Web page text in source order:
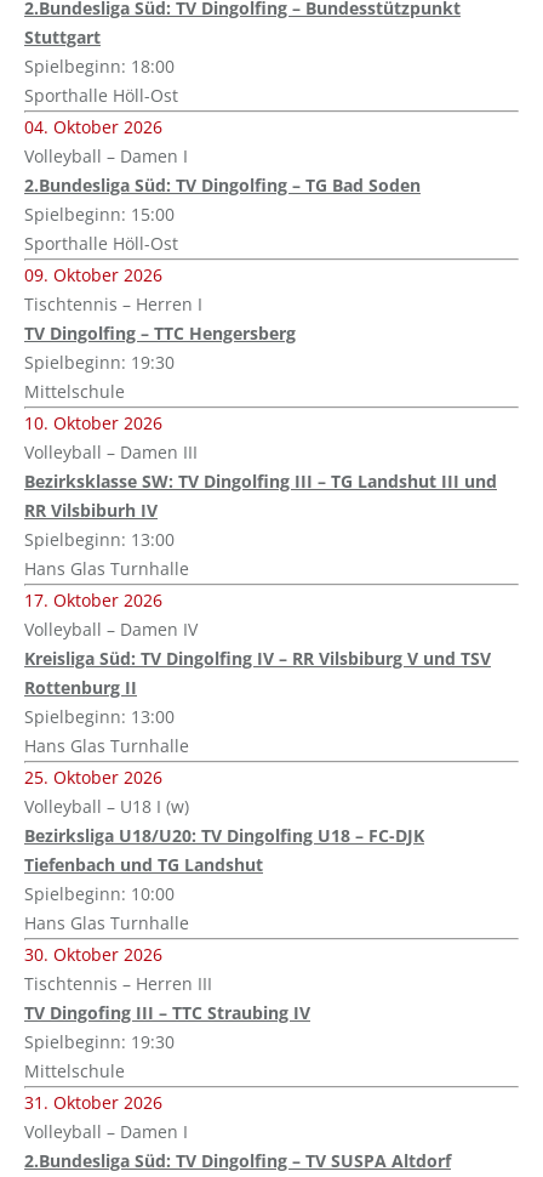
2.Bundesliga Süd: TV Dingolfing – Bundesstützpunkt
Stuttgart
Spielbeginn: 18:00
Sporthalle Höll-Ost
04. Oktober 2026
Volleyball – Damen I
2.Bundesliga Süd: TV Dingolfing – TG Bad Soden
Spielbeginn: 15:00
Sporthalle Höll-Ost
09. Oktober 2026
Tischtennis – Herren I
TV Dingolfing – TTC Hengersberg
Spielbeginn: 19:30
Mittelschule
10. Oktober 2026
Volleyball – Damen III
Bezirksklasse SW: TV Dingolfing III – TG Landshut III und
RR Vilsbiburh IV
Spielbeginn: 13:00
Hans Glas Turnhalle
17. Oktober 2026
Volleyball – Damen IV
Kreisliga Süd: TV Dingolfing IV – RR Vilsbiburg V und TSV
Rottenburg II
Spielbeginn: 13:00
Hans Glas Turnhalle
25. Oktober 2026
Volleyball – U18 I (w)
Bezirksliga U18/U20: TV Dingolfing U18 – FC-DJK
Tiefenbach und TG Landshut
Spielbeginn: 10:00
Hans Glas Turnhalle
30. Oktober 2026
Tischtennis – Herren III
TV Dingofing III – TTC Straubing IV
Spielbeginn: 19:30
Mittelschule
31. Oktober 2026
Volleyball – Damen I
2.Bundesliga Süd: TV Dingolfing – TV SUSPA Altdorf